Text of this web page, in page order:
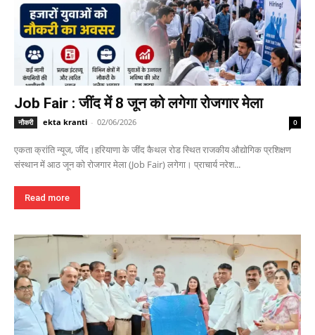
Job Fair : जींद में 8 जून को लगेगा रोजगार मेला
नौकरी ekta kranti - 02/06/2026 0
एकता क्रांति न्यूज, जींद।हरियाणा के जींद कैथल रोड स्थित राजकीय औद्योगिक प्रशिक्षण
संस्थान में आठ जून को रोजगार मेला (Job Fair) लगेगा। प्राचार्य नरेश...
Read more